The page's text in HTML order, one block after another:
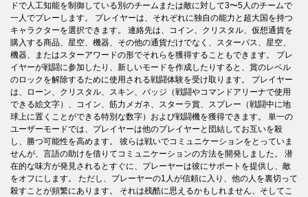
ドで人工知能を制御している別のチームまたは敵に対して3〜5人のチームで
一人でプレーします。 プレイヤーは、それぞれに独自の能力と超大国を持つ
キャラクターを選択できます。 連絡先は、コイン、クリスタル、仮想通貨を
購入する商品、星空、機器、その他の通貨だけでなく、スターパス、星空、
機器、またはスターアワードの形でそれらを獲得することもできます。 プレ
イヤーが戦闘に参加したり、新しいモードを作成したりすると、賞のレベル
のロックを解除するために使用される戦闘体験を受け取ります。 プレイヤー
は、ローン、クリスタル、スキン、バッジ（戦闘やコマンドアリーナで使用
できる絵文字）、コイン、筋力メガネ、スターラ賞、スプレー（戦闘中に地
球上に置くことができる特別な数字）および戦闘機を獲得できます。 単一の
ユーザーモードでは、プレイヤーは他のプレイヤーと団結してお互いを殺
し、勝つ可能性を高めます。 彼らは戦いでコミュニケーションをとっていま
せんが、言語の助けを借りてコミュニケーションの方法を開発しました。 潜
在的な味方が発見されるとすぐに、プレーヤーは彼にサポートを提供し、敵
をオフにします。 ただし、プレーヤーの1人が信頼に入り、他の人を裏切って
殺すことが頻繁にあります。 それは残酷に思えるかもしれません、そしてこ